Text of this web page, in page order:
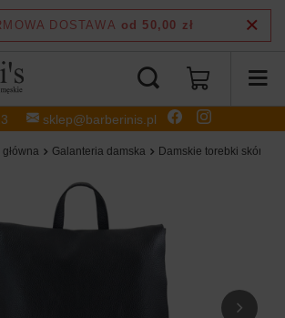
sklep@barberinis.pl
DOSTAWA od 50,00 zł
Galanteria damska Damskie torebki